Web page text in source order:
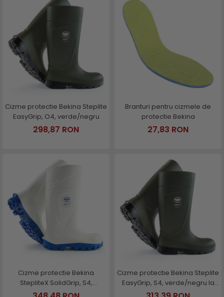
Genti si trolere
Buzunare externe
Echipamente specializate
Echipamente muncitori ferma
Echipamente veterinari
Echipamente mulgatori
Echipamente trimeri ongloane
Manusi protectie
Casti si antifoane protectie
Menghine si prese
Cizme protectie Bekina Steplite
EasyGrip, O4, verde/negru
298,87 RON
Branturi pentru cizmele de
protectie Bekina
27,83 RON
Cizme protectie Bekina
StepliteX SolidGrip, S4,
alb/albastru
Cizme protectie Bekina Steplite
EasyGrip, S4, verde/negru la
cutie